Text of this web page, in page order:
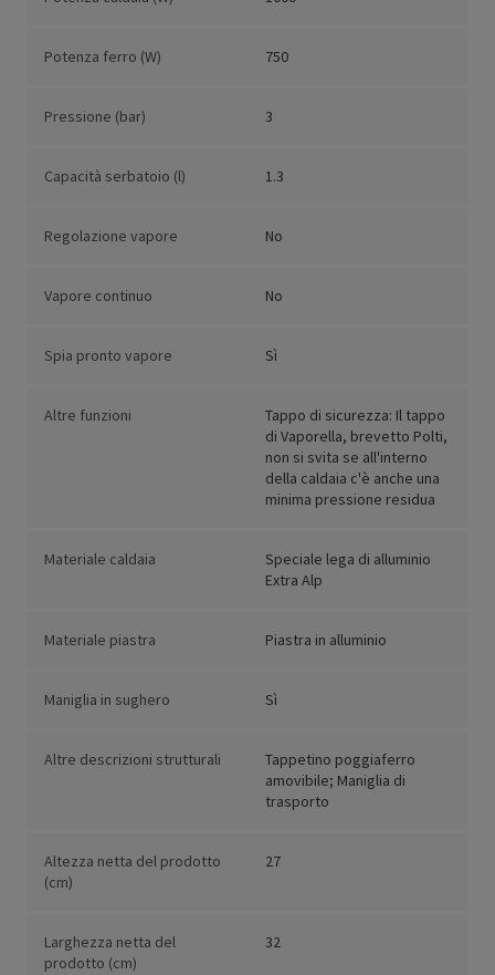
Potenza ferro (W) 750
Pressione (bar) 3
Capacità serbatoio (l) 1.3
Regolazione vapore No
Vapore continuo No
Spia pronto vapore Sì
Altre funzioni
Tappo di sicurezza: Il tappo
di Vaporella, brevetto Polti,
non si svita se all'interno
della caldaia c'è anche una
minima pressione residua
Materiale caldaia
Speciale lega di alluminio
Extra Alp
Materiale piastra Piastra in alluminio
Maniglia in sughero Sì
Altre descrizioni strutturali
Tappetino poggiaferro
amovibile; Maniglia di
trasporto
Altezza netta del prodotto
(cm)
27
Larghezza netta del
prodotto (cm)
32